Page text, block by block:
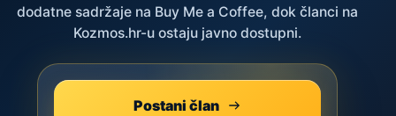
dodatne sadržaje na Buy Me a Coffee, dok članci na
Kozmos.hr-u ostaju javno dostupni.
Postani član